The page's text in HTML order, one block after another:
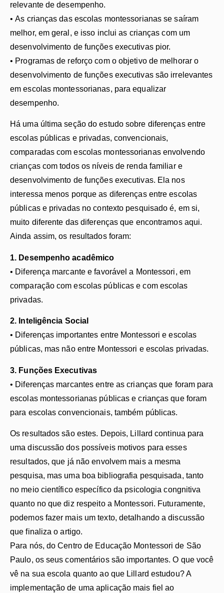
relevante de desempenho.
• As crianças das escolas montessorianas se saíram
melhor, em geral, e isso inclui as crianças com um
desenvolvimento de funções executivas pior.
• Programas de reforço com o objetivo de melhorar o
desenvolvimento de funções executivas são irrelevantes
em escolas montessorianas, para equalizar
desempenho.
Há uma última seção do estudo sobre diferenças entre
escolas públicas e privadas, convencionais,
comparadas com escolas montessorianas envolvendo
crianças com todos os níveis de renda familiar e
desenvolvimento de funções executivas. Ela nos
interessa menos porque as diferenças entre escolas
públicas e privadas no contexto pesquisado é, em si,
muito diferente das diferenças que encontramos aqui.
Ainda assim, os resultados foram:
1. Desempenho acadêmico
• Diferença marcante e favorável a Montessori, em
comparação com escolas públicas e com escolas
privadas.
2. Inteligência Social
• Diferenças importantes entre Montessori e escolas
públicas, mas não entre Montessori e escolas privadas.
​3. Funções Executivas
• Diferenças marcantes entre as crianças que foram para
escolas montessorianas públicas e crianças que foram
para escolas convencionais, também públicas.
Os resultados são estes. Depois, Lillard continua para
uma discussão dos possíveis motivos para esses
resultados, que já não envolvem mais a mesma
pesquisa, mas uma boa bibliografia pesquisada, tanto
no meio científico específico da psicologia congnitiva
quanto no que diz respeito a Montessori. Futuramente,
podemos fazer mais um texto, detalhando a discussão
que finaliza o artigo.
Para nós, do Centro de Educação Montessori de São
Paulo, os seus comentários são importantes. O que você
vê na sua escola quanto ao que Lillard estudou? A
implementação de uma aplicação mais fiel ao